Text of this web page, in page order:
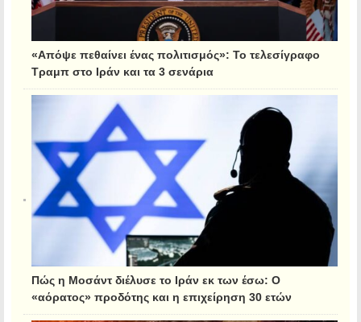
«Απόψε πεθαίνει ένας πολιτισμός»: Το τελεσίγραφο
Τραμπ στο Ιράν και τα 3 σενάρια
Πώς η Μοσάντ διέλυσε το Ιράν εκ των έσω: Ο
«αόρατος» προδότης και η επιχείρηση 30 ετών